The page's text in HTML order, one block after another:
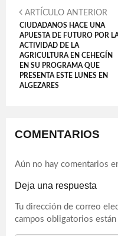
ARTÍCULO ANTERIOR
CIUDADANOS HACE UNA
APUESTA DE FUTURO POR
ACTIVIDAD DE LA
AGRICULTURA EN CEHEGÍN
EN SU PROGRAMA QUE
PRESENTA ESTE LUNES EN
ALGEZARES
COMENTARIOS
Aún no hay comentarios
Deja una respuesta
Tu dirección de correo
campos obligatorios están